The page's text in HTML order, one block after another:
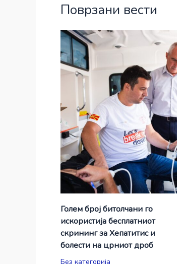
Поврзани вести
Голем број битолчани го
искористија бесплатниот
скрининг за Хепатитис и
болести на црниот дроб
Без категорија